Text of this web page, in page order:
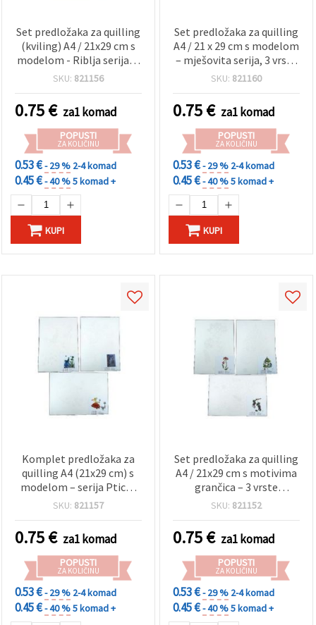
Set predložaka za quilling
(kviling) A4 / 21x29 cm s
modelom - Riblja serija, 3
dizajna - 1 kom
SKU: 821156
0.75€ za1 komad
POPUSTI
ZA KOLIČINU
0.53 €- 29 % 2-4 komad
0.45 €- 40 %5 komad +
KUPI
Set predložaka za quilling
A4 / 21 x 29 cm s modelom
– mješovita serija, 3 vrste
– 1 kom
SKU: 821160
0.75€ za1 komad
POPUSTI
ZA KOLIČINU
0.53 €- 29 % 2-4 komad
0.45 €- 40 %5 komad +
KUPI
Komplet predložaka za
quilling A4 (21x29 cm) s
modelom – serija Ptice i
životinje, 3 dizajna – 1
SKU: 821157
0.75€ za1 komad
POPUSTI
ZA KOLIČINU
0.53 €- 29 % 2-4 komad
0.45 €- 40 %5 komad +
Set predložaka za quilling
A4 / 21x29 cm s motivima
grančica – 3 vrste
(asortirano), 1 kom
SKU: 821152
0.75€ za1 komad
POPUSTI
ZA KOLIČINU
0.53 €- 29 % 2-4 komad
0.45 €- 40 %5 komad +